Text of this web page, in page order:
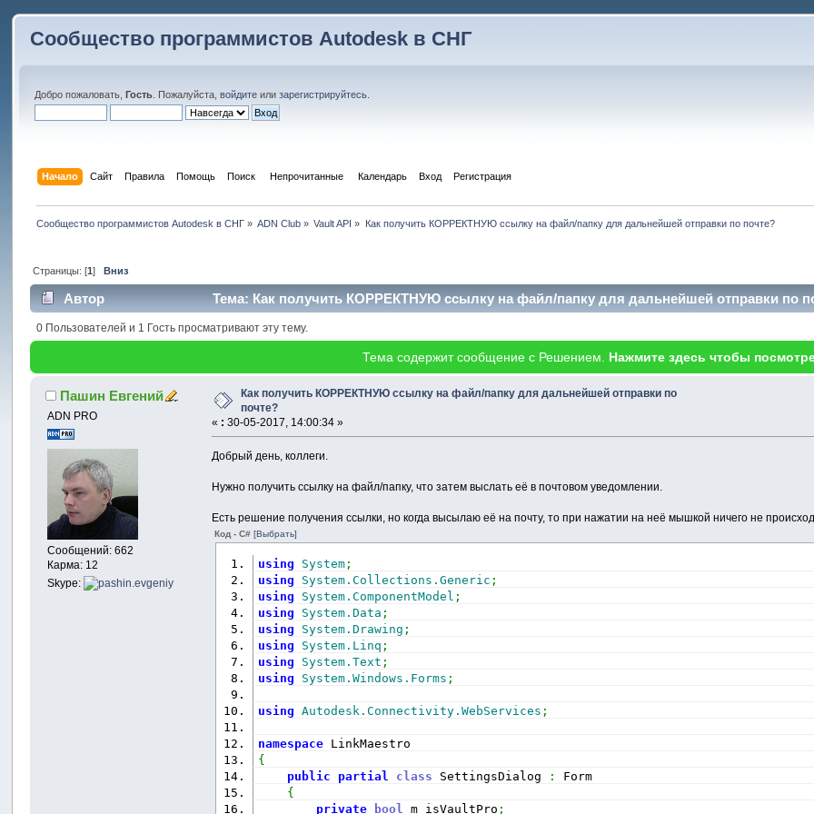
Сообщество программистов Autodesk в СНГ
Добро пожаловать,Гость . Пожалуйста,войдите илизарегистрируйтесь
Начало Сайт Правила Помощь Поиск Непрочитанные Календарь Вход Регистрация
Сообщество программистов Autodesk в СНГ» ADN Club » Vault API » Как получить КОРРЕКТНУЮ ссылку на файл/папку для дальнейшей отправки по почте?
Страницы: [1] Вниз
Автор Тема: Как получить КОРРЕКТНУЮ ссылку на файл/папку для дальнейшей отправки по
0 Пользователей и 1 Гость просматривают эту тему.
Тема содержит сообщение с Решением. Нажмите здесь чтобы
Пашин Евгений
ADN PRO
Сообщений: 662
Карма: 12
Skype:
Как получить КОРРЕКТНУЮ ссылку на файл/папку для дальнейшей отправки по
почте?
« : 30-05-2017, 14:00:34 »
Добрый день, коллеги.
Нужно получить ссылку на файл/папку, что затем выслать её в почтовом уведомлении.
Есть решение получения ссылки, но когда высылаю её на почту, то при нажатии на неё мышкой ничего не
Код - C#[Выбрать]
using System ;
using
System.Collections.Generic ;
using
System.ComponentModel ;
using
System.Data ;
using
System.Drawing ;
using
System.Linq ;
using
System.Text ;
using
System.Windows.Forms ;
using Autodesk.Connectivity.WebServices ;
namespace LinkMaestro
{
public
partial class SettingsDialog :
Form
{
private
bool m_isVaultPro ;